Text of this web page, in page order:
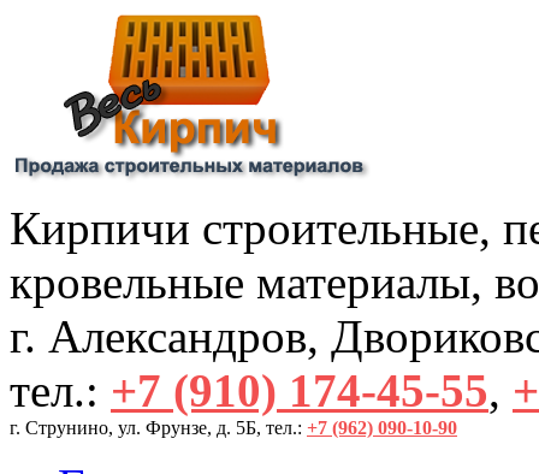
Кирпичи строительные,
кровельные материалы,
г. Александров,
тел.: +7 (910) 174-45-55,
г. Струнино, ул. Фрунзе, д. 5Б, тел.: +7 (962) 090-10-90